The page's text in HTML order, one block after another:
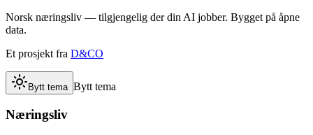
Norsk næringsliv — tilgjengelig der din AI jobber. Bygget på åpne
data.
Et prosjekt fra D&CO
Bytt tema Bytt tema
Næringsliv